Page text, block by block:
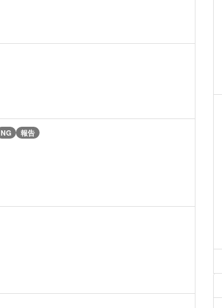
NG 報告